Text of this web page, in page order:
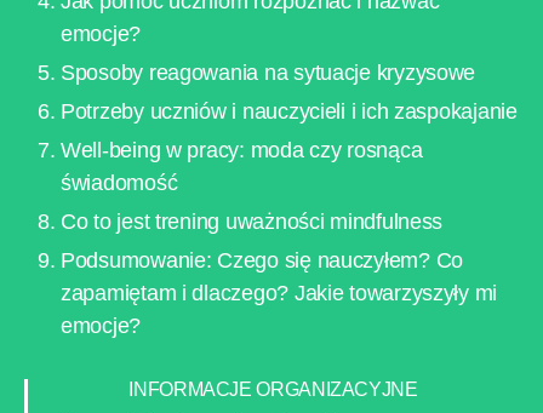
emocje?
Sposoby reagowania na sytuacje kryzysowe
Potrzeby uczniów i nauczycieli i ich zaspokajanie
Well-being w pracy: moda czy rosnąca
świadomość
Co to jest trening uważności mindfulness
Podsumowanie: Czego się nauczyłem? Co
zapamiętam i dlaczego? Jakie towarzyszyły mi
emocje?
INFORMACJE ORGANIZACYJNE